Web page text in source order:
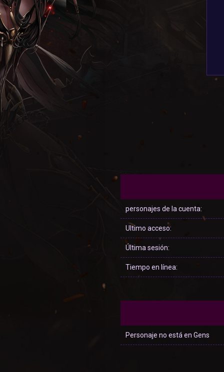
personajes de la cuenta:
Ultimo acceso:
Última sesión:
Tiempo en línea:
Personaje no está en Gens